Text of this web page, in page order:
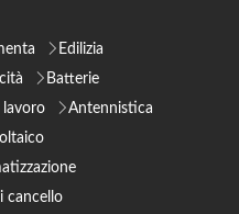
Edilizia
Batterie
lavoro
Antennistica
cancello